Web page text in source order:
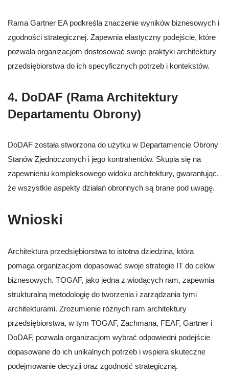
Rama Gartner EA podkreśla znaczenie wyników biznesowych i
zgodności strategicznej. Zapewnia elastyczny podejście, które
pozwala organizacjom dostosować swoje praktyki architektury
przedsiębiorstwa do ich specyficznych potrzeb i kontekstów.
4. DoDAF (Rama Architektury
Departamentu Obrony)
DoDAF została stworzona do użytku w Departamencie Obrony
Stanów Zjednoczonych i jego kontrahentów. Skupia się na
zapewnieniu kompleksowego widoku architektury, gwarantując,
że wszystkie aspekty działań obronnych są brane pod uwagę.
Wnioski
Architektura przedsiębiorstwa to istotna dziedzina, która
pomaga organizacjom dopasować swoje strategie IT do celów
biznesowych. TOGAF, jako jedna z wiodących ram, zapewnia
strukturalną metodologię do tworzenia i zarządzania tymi
architekturami. Zrozumienie różnych ram architektury
przedsiębiorstwa, w tym TOGAF, Zachmana, FEAF, Gartner i
DoDAF, pozwala organizacjom wybrać odpowiedni podejście
dopasowane do ich unikalnych potrzeb i wspiera skuteczne
podejmowanie decyzji oraz zgodność strategiczną.